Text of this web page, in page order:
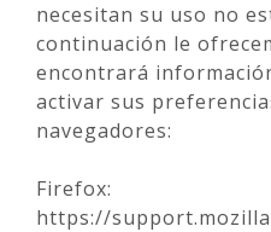
necesitan su uso no
continuación le
encontrará
activar sus
navegadores:
Firefox:
https://